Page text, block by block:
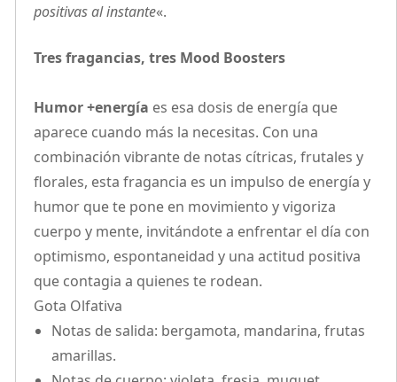
positivas al instante«.
Tres fragancias, tres Mood Boosters
Humor +energía es esa dosis de energía que
aparece cuando más la necesitas. Con una
combinación vibrante de notas cítricas, frutales y
florales, esta fragancia es un impulso de energía y
humor que te pone en movimiento y vigoriza
cuerpo y mente, invitándote a enfrentar el día con
optimismo, espontaneidad y una actitud positiva
que contagia a quienes te rodean.
Gota Olfativa
Notas de salida: bergamota, mandarina, frutas
amarillas.